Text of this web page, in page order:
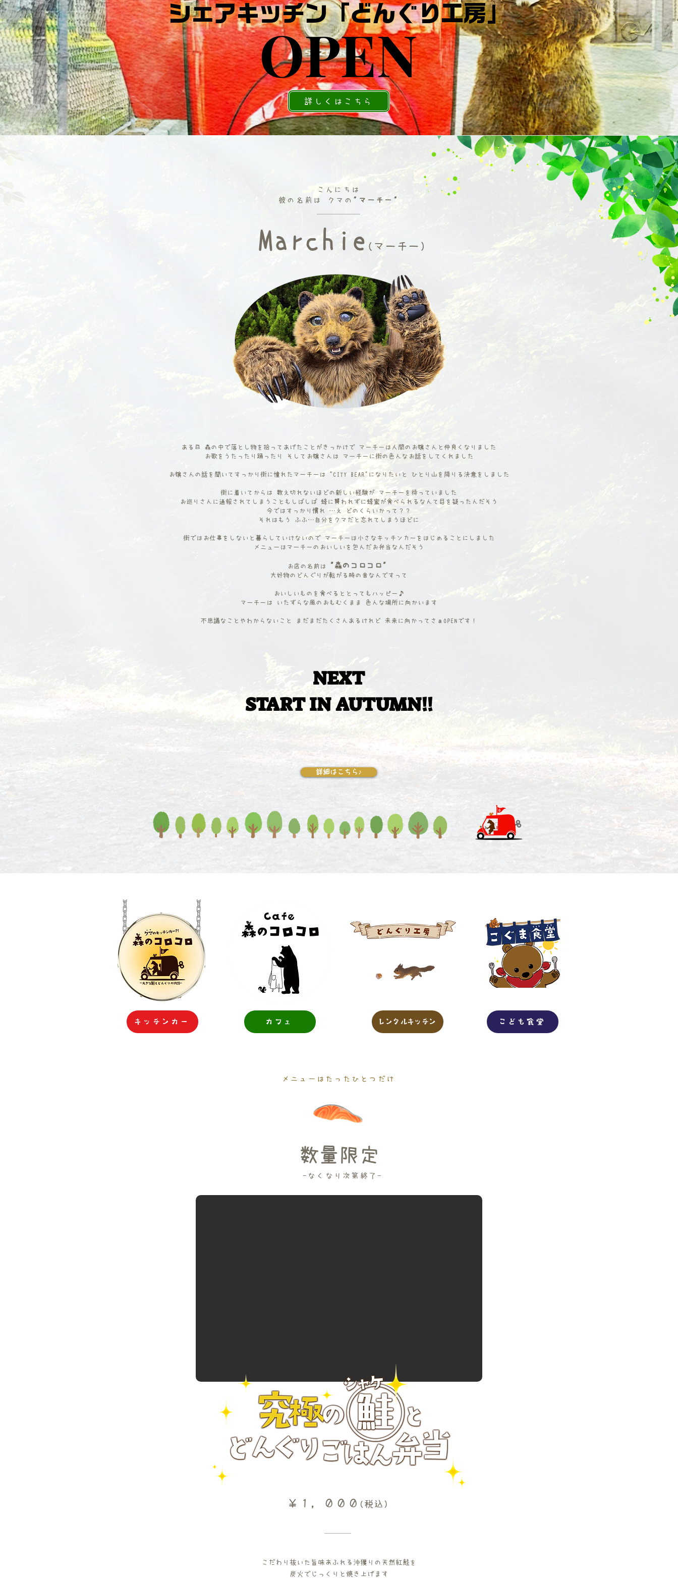
詳しくはこちら
OPEN
OPEN
シェアキッチン「どんぐり工房」
シェアキッチン「どんぐり工房」
こんにちは
彼の名前は クマの "マーチー"
Marchie (マーチー)
ある日 森の中で落とし物を拾ってあげたことがきっかけで マーチーは人間のお嬢さんと仲良くなりました
​お歌をうたったり踊った り そして お嬢さんは マーチーに街の色んなお話をしてくれました
お嬢さんの話を聞いてすっかり街に憧れたマーチーは "CITY BEAR"になりたいと ひとり山を降りる決意をしました
街に着いてからは 数え切れないほどの新しい経験が マーチーを待っていました
お巡りさんに通報されてしまうこともしばしば 蜂に襲われずに蜂蜜が食べられるなんて目を疑ったんだそう
今ではすっかり慣れ …え どのくらいかって？？
それはもう ふふ…自分をクマだと忘れてしまうほどに
街ではお仕事をしないと暮らしていけないので マーチーは小さなキッチンカーを はじめることにしました
メニューはマーチーのおいしいを包んだお弁当なんだそう
お店の名前は "森のコロコロ"
​大好物のどんぐりが転がる時の音なんですって
​おいしいものを食べるととってもハッピー♪
マーチーは いたずらな風のおもむく まま 色んな場所に向かいます
不思議なことやわからないこと まだまだたくさんあるけれど 未来に向かってさぁOPENです！
NEXT
START IN AUTUMN!!
NEXT
START IN AUTUMN!!
詳細はこちら♪
キッチンカー カフェ レンタルキッチン こども食堂
メニューはたったひとつだけ
数量限定
-なくなり次第終了-
​￥１，０００ (税込)
こだわり抜いた旨味あふれる沖獲りの天然紅鮭を
炭火でじっくりと焼き上げます